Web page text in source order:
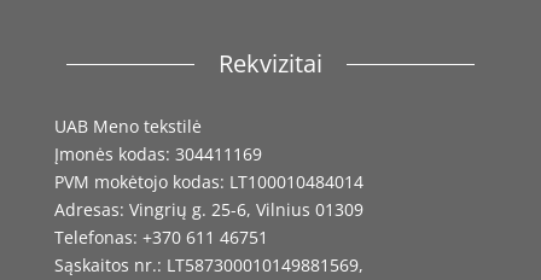
Rekvizitai
UAB Meno tekstilė
Įmonės kodas: 304411169
PVM mokėtojo kodas: LT100010484014
Adresas: Vingrių g. 25-6, Vilnius 01309
Telefonas: +370 611 46751
Sąskaitos nr.: LT587300010149881569,